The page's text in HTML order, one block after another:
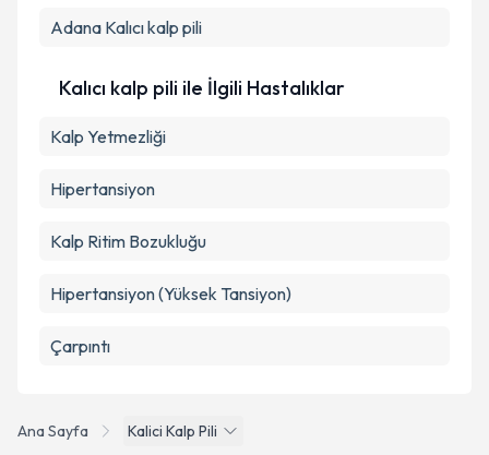
Ana Sayfa Kalici Kalp Pili
Adana Kalıcı kalp pili
Kalıcı kalp pili ile İlgili Hastalıklar
Kalp Yetmezliği
Hipertansiyon
Kalp Ritim Bozukluğu
Hipertansiyon (Yüksek Tansiyon)
Çarpıntı